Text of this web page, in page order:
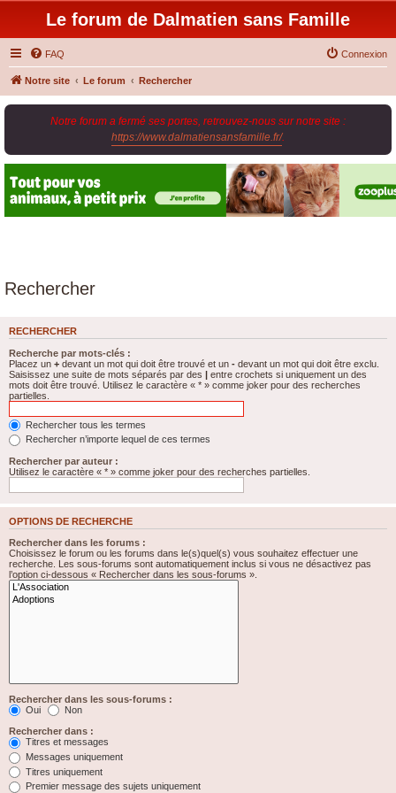
Le forum de Dalmatien sans Famille
FAQ Connexion
Notre site Le forum Rechercher
Notre forum a fermé ses portes, retrouvez-nous sur notre site :
https://www.dalmatiensansfamille.fr/.
Rechercher
RECHERCHER
Recherche par mots-clés :
Placez un + devant un mot qui doit être trouvé et un - devant un mot qui doit être exclu.
Saisissez une suite de mots séparés par des | entre crochets si uniquement un des
mots doit être trouvé. Utilisez le caractère « * » comme joker pour des recherches
partielles.
Rechercher tous les termes
Rechercher n’importe lequel de ces termes
Rechercher par auteur :
Utilisez le caractère « * » comme joker pour des recherches partielles.
OPTIONS DE RECHERCHE
Rechercher dans les forums :
Choisissez le forum ou les forums dans le(s)quel(s) vous souhaitez effectuer une
recherche. Les sous-forums sont automatiquement inclus si vous ne désactivez pas
l’option ci-dessous « Rechercher dans les sous-forums ».
Rechercher dans les sous-forums :
Oui
Non
Rechercher dans :
Titres et messages
Messages uniquement
Titres uniquement
Premier message des sujets uniquement